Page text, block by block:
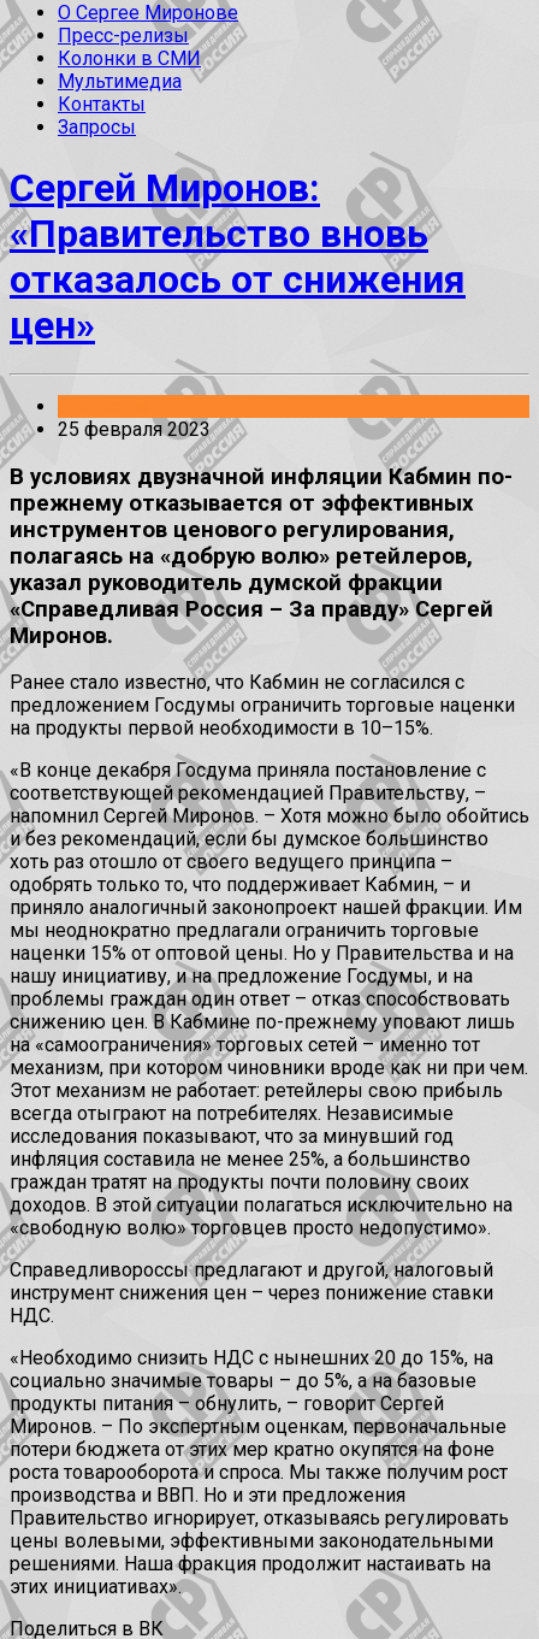
О Сергее Миронове
Пресс-релизы
Колонки в СМИ
Мультимедиа
Контакты
Запросы
Сергей Миронов:
«Правительство вновь
отказалось от снижения
цен»
25 февраля 2023
В условиях двузначной инфляции Кабмин по-
прежнему отказывается от эффективных
инструментов ценового регулирования,
полагаясь на «добрую волю» ретейлеров,
указал руководитель думской фракции
«Справедливая Россия – За правду» Сергей
Миронов.
Ранее стало известно, что Кабмин не согласился с
предложением Госдумы ограничить торговые наценки
на продукты первой необходимости в 10–15%.
«В конце декабря Госдума приняла постановление с
соответствующей рекомендацией Правительству, –
напомнил Сергей Миронов. – Хотя можно было обойтись
и без рекомендаций, если бы думское большинство
хоть раз отошло от своего ведущего принципа –
одобрять только то, что поддерживает Кабмин, – и
приняло аналогичный законопроект нашей фракции. Им
мы неоднократно предлагали ограничить торговые
наценки 15% от оптовой цены. Но у Правительства и на
нашу инициативу, и на предложение Госдумы, и на
проблемы граждан один ответ – отказ способствовать
снижению цен. В Кабмине по-прежнему уповают лишь
на «самоограничения» торговых сетей – именно тот
механизм, при котором чиновники вроде как ни при чем.
Этот механизм не работает: ретейлеры свою прибыль
всегда отыграют на потребителях. Независимые
исследования показывают, что за минувший год
инфляция составила не менее 25%, а большинство
граждан тратят на продукты почти половину своих
доходов. В этой ситуации полагаться исключительно на
«свободную волю» торговцев просто недопустимо».
Справедливороссы предлагают и другой, налоговый
инструмент снижения цен – через понижение ставки
НДС.
«Необходимо снизить НДС с нынешних 20 до 15%, на
социально значимые товары – до 5%, а на базовые
продукты питания – обнулить, – говорит Сергей
Миронов. – По экспертным оценкам, первоначальные
потери бюджета от этих мер кратно окупятся на фоне
роста товарооборота и спроса. Мы также получим рост
производства и ВВП. Но и эти предложения
Правительство игнорирует, отказываясь регулировать
цены волевыми, эффективными законодательными
решениями. Наша фракция продолжит настаивать на
этих инициативах».
Поделиться в ВК